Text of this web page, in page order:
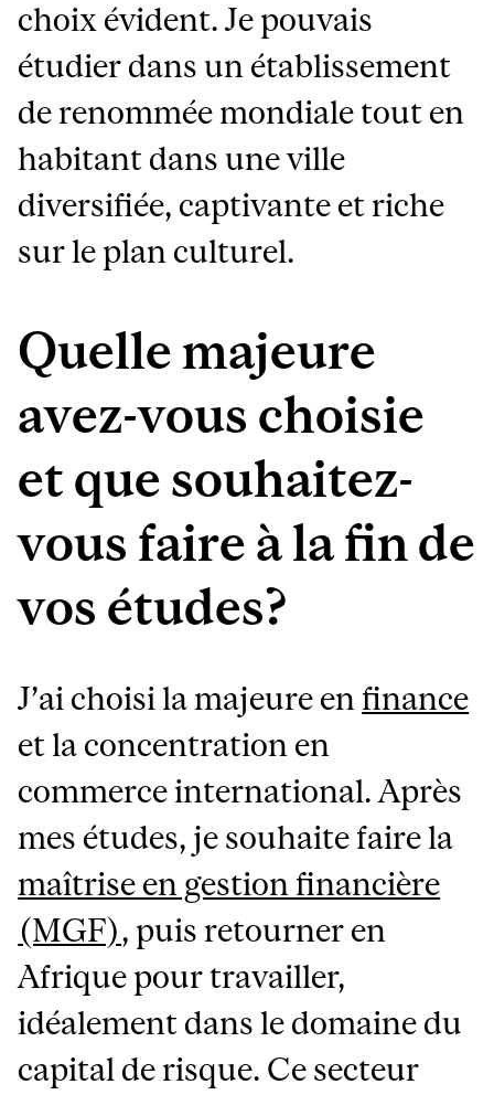
choix évident. Je pouvais
étudier dans un établissement
de renommée mondiale tout en
habitant dans une ville
diversifiée, captivante et riche
sur le plan culturel.
Quelle majeure
avez-vous choisie
et que souhaitez-
vous faire à la fin de
vos études?
J’ai choisi la majeure en finance
et la concentration en
commerce international. Après
mes études, je souhaite faire la
maîtrise en gestion financière
(MGF), puis retourner en
Afrique pour travailler,
idéalement dans le domaine du
capital de risque. Ce secteur